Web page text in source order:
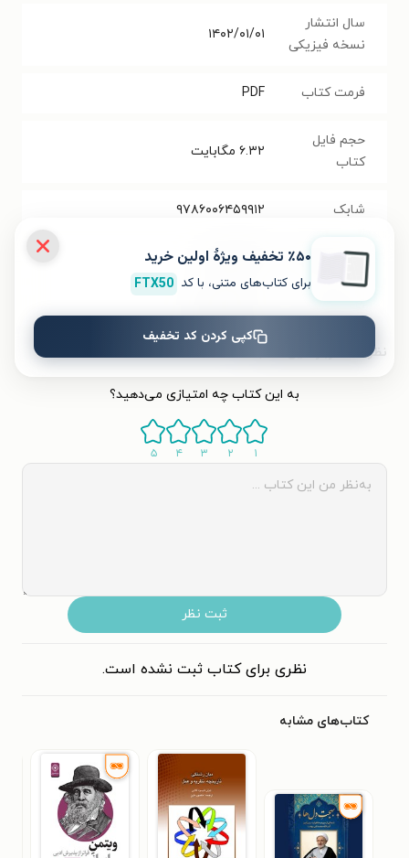
سال انتشار
نسخه فیزیکی
۱۴۰۲/۰۱/۰۱
فرمت کتاب PDF
حجم فایل
کتاب
۶.۳۲ مگابایت
شابک ۹۷۸۶۰۰۶۴۵۹۹۱۲
تعداد صفحه‌ها ۴۷۲ صفحه
قیمت کتاب
نظر شما دربارهٔ این کتاب
به این کتاب چه امتیازی می‌دهید؟
۱ ۲ ۳ ۴ ۵
ثبت نظر
نظری برای کتاب ثبت نشده است.
کتاب‌های مشابه
٪۵۰ تخفیف ویژۀ اولین خرید
برای کتاب‌های متنی، با کد FTX50
کپی کردن کد تخفیف